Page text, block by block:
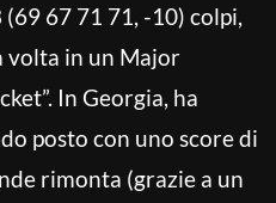
67 71 71, -10) colpi,
volta in un Major
In Georgia, ha
posto con uno score di
rimonta (grazie a un